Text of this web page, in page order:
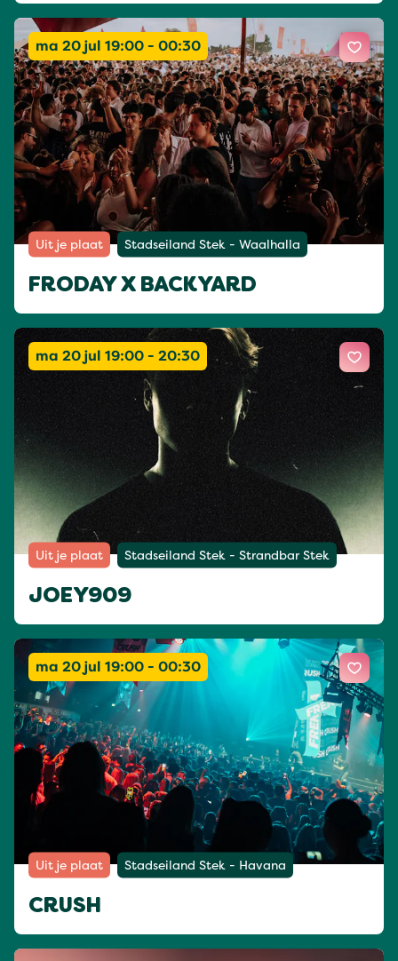
ma 20 jul 19:00 - 00:30
Uit je plaat Stadseiland Stek - Waalhalla
FRODAY X BACKYARD
ma 20 jul 19:00 - 20:30
Uit je plaat Stadseiland Stek - Strandbar Stek
JOEY909
ma 20 jul 19:00 - 00:30
Uit je plaat Stadseiland Stek - Havana
CRUSH